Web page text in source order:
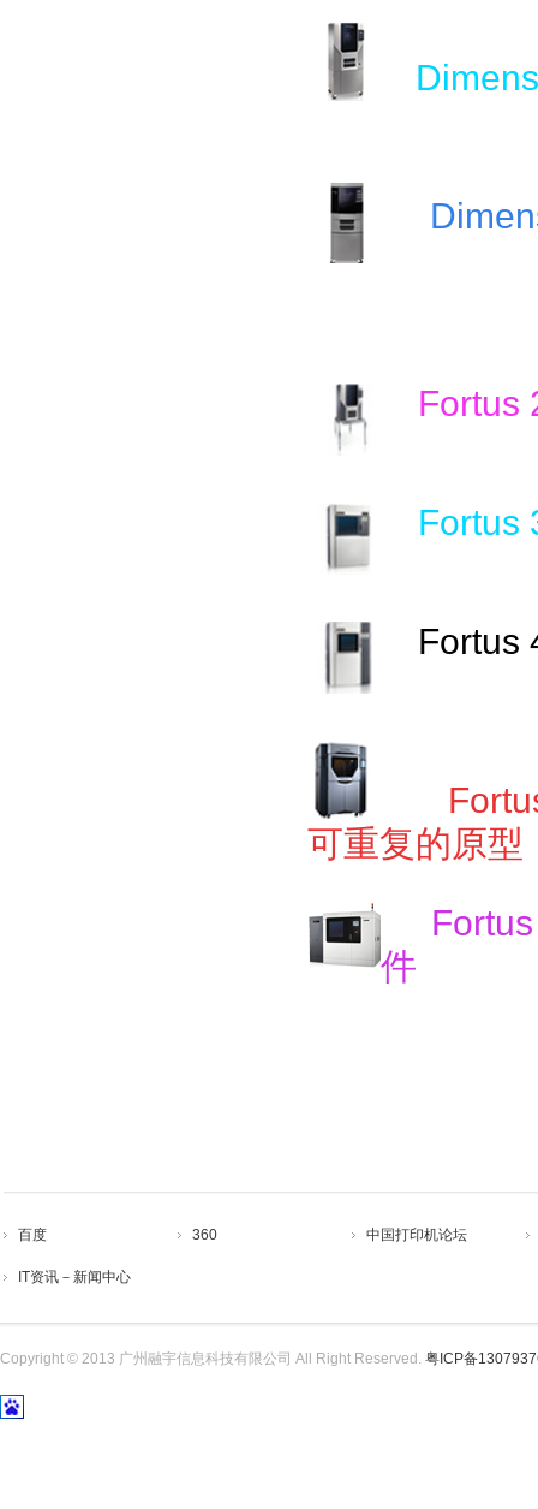
Fortus
Fortus
Fortus
F
可重复的原型
件
百度 360 中国打印机论坛
IT资讯－新闻中心
Copyright © 2013 广州融宇信息科技有限公司 All Right Reserved. 粤ICP备